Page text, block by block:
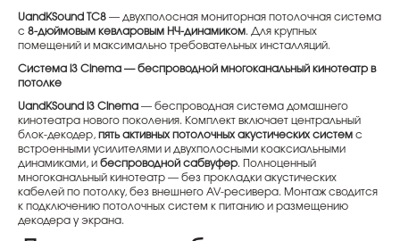
UandKSound TC8 — двухполосная мониторная потолочная система
с 8-дюймовым кевларовым НЧ-динамиком. Для крупных
помещений и максимально требовательных инсталляций.
Система i3 Cinema — беспроводной многоканальный кинотеатр в
потолке
UandKSound i3 Cinema — беспроводная система домашнего
кинотеатра нового поколения. Комплект включает центральный
блок-декодер, пять активных потолочных акустических систем с
встроенными усилителями и двухполосными коаксиальными
динамиками, и беспроводной сабвуфер. Полноценный
многоканальный кинотеатр — без прокладки акустических
кабелей по потолку, без внешнего AV-ресивера. Монтаж сводится
к подключению потолочных систем к питанию и размещению
декодера у экрана.